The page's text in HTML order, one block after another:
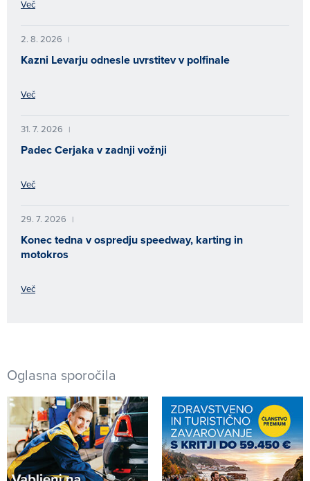
Več
2. 8. 2026 |
Kazni Levarju odnesle uvrstitev v polfinale
Več
31. 7. 2026 |
Padec Cerjaka v zadnji vožnji
Več
29. 7. 2026 |
Konec tedna v ospredju speedway, karting in
motokros
Več
Oglasna sporočila